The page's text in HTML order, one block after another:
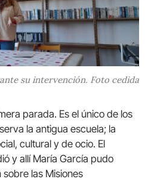
su intervención. Foto cedida
parada. Es el único de los
la antigua escuela; la
cultural y de ocio. El
y allí María García pudo
las Misiones